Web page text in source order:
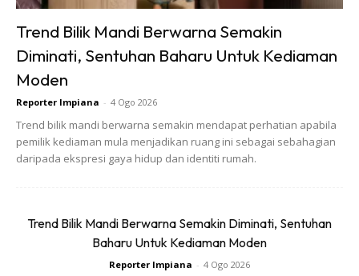
Rhizome yang telah di cantas batangnya boleh ditanam
kedalam tanah jenis bergambut yang lembab. Tanah yang
berpaya, berpasir, tanah liat tidak sesuai untuk penaman
Trend Bilik Mandi Berwarna Semakin
Diminati, Sentuhan Baharu Untuk Kediaman
Moden
Reporter Impiana - 4 Ogo 2026
Trend bilik mandi berwarna semakin mendapat perhatian apabila
pemilik kediaman mula menjadikan ruang ini sebagai sebahagian
daripada ekspresi gaya hidup dan identiti rumah.
Trend Bilik Mandi Berwarna Semakin Diminati, Sentuhan
Baharu Untuk Kediaman Moden
Reporter Impiana - 4 Ogo 2026